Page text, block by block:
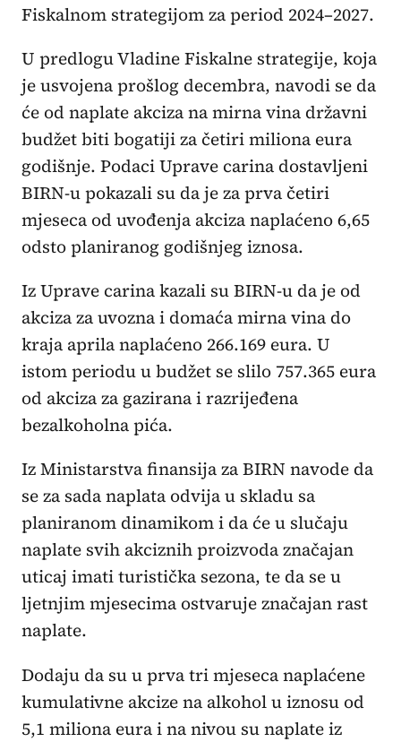
Fiskalnom strategijom za period 2024–2027.
U predlogu Vladine Fiskalne strategije, koja
je usvojena prošlog decembra, navodi se da
će od naplate akciza na mirna vina državni
budžet biti bogatiji za četiri miliona eura
godišnje. Podaci Uprave carina dostavljeni
BIRN-u pokazali su da je za prva četiri
mjeseca od uvođenja akciza naplaćeno 6,65
odsto planiranog godišnjeg iznosa.
Iz Uprave carina kazali su BIRN-u da je od
akciza za uvozna i domaća mirna vina do
kraja aprila naplaćeno 266.169 eura. U
istom periodu u budžet se slilo 757.365 eura
od akciza za gazirana i razrijeđena
bezalkoholna pića.
Iz Ministarstva finansija za BIRN navode da
se za sada naplata odvija u skladu sa
planiranom dinamikom i da će u slučaju
naplate svih akciznih proizvoda značajan
uticaj imati turistička sezona, te da se u
ljetnjim mjesecima ostvaruje značajan rast
naplate.
Dodaju da su u prva tri mjeseca naplaćene
kumulativne akcize na alkohol u iznosu od
5,1 miliona eura i na nivou su naplate iz